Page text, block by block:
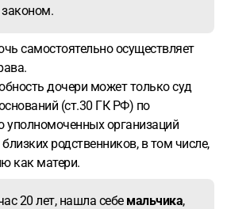
самостоятельно осуществляет
дочери может только суд
(ст.30 ГК РФ) по
уполномоченных организаций
родственников, в том числе,
как матери.
20 лет, нашла себе мальчика,